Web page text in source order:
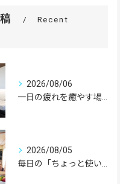
Recent
2026/08/06
2026/08/05